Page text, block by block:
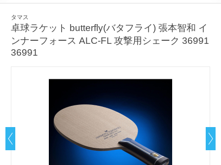
タマス
卓球ラケット butterfly(バタフライ) 張本智和 イ
ンナーフォース ALC-FL 攻撃用シェーク 36991
36991